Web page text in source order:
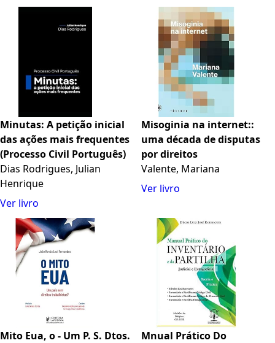
Minutas: A petição inicial
das ações mais frequentes
(Processo Civil Português)
Dias Rodrigues, Julian
Henrique
Ver livro
Misoginia na internet::
uma década de disputas
por direitos
Valente, Mariana
Ver livro
Mito Eua, o - Um P. S. Dtos.
Mnual Prático Do